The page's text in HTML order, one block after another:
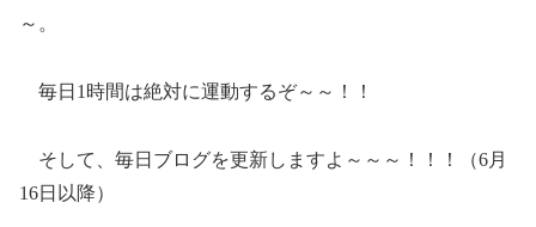
～。
毎日1時間は絶対に運動するぞ～～！！
そして、毎日ブログを更新しますよ～～～！！！（6月
16日以降）